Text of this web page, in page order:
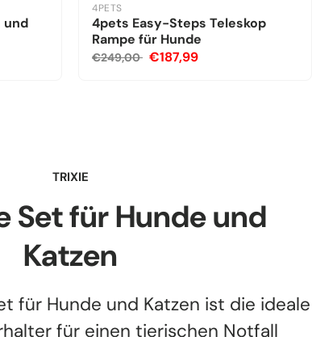
und
4PETS
4pets Easy-Steps Teleskop
Rampe für Hunde
€249,00 €187,99
TRIXIE
Set für Hunde und
Katzen
für Hunde und Katzen ist die ideale
für einen tierischen Notfall